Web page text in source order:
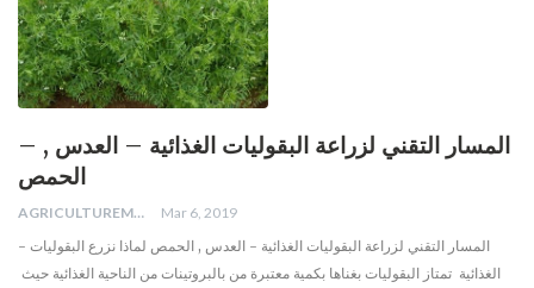
– المسار التقني لزراعة البقوليات الغذائية – العدس ,
الحمص
AGRICULTUREMONO
Mar 6, 2019
- المسار التقني لزراعة البقوليات الغذائية - العدس , الحمص لماذا نزرع البقوليات
الغذائية تمتاز البقوليات بغناها بكمية معتبرة من بالبروتينات من الناحية الغذائية حيث